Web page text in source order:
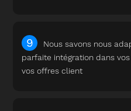
Nous savons nous
parfaite intégration dans
vos offres client